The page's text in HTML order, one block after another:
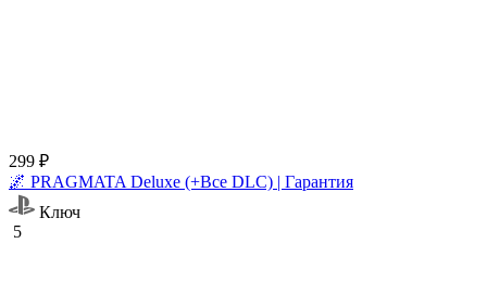
299 ₽
🌌 PRAGMATA Deluxe (+Все DLC) | Гарантия
Ключ
5